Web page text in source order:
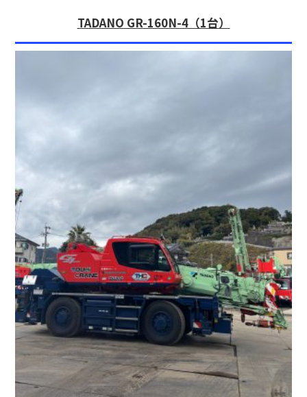
TADANO GR-160N-4（1台）